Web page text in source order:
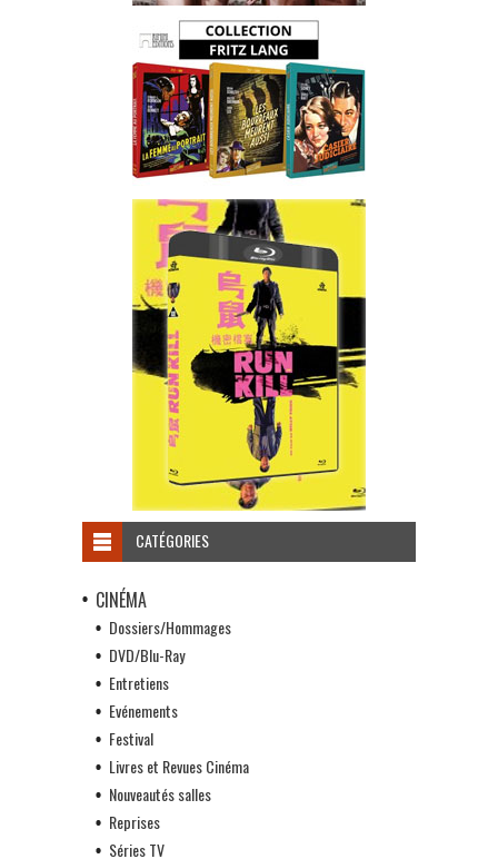
CATÉGORIES
CINÉMA
Dossiers/Hommages
DVD/Blu-Ray
Entretiens
Evénements
Festival
Livres et Revues Cinéma
Nouveautés salles
Reprises
Séries TV